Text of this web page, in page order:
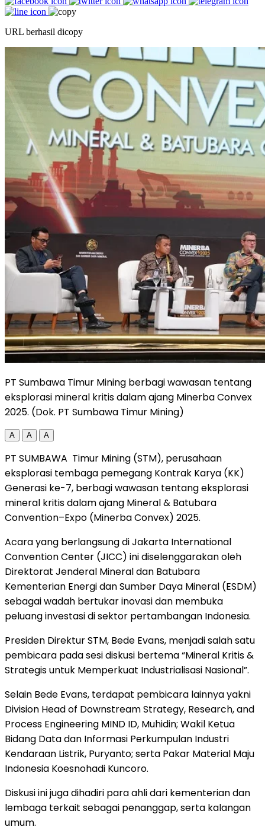
URL berhasil dicopy
PT Sumbawa Timur Mining berbagi wawasan tentang
eksplorasi mineral kritis dalam ajang Minerba Convex
2025. (Dok. PT Sumbawa Timur Mining)
A A A
PT SUMBAWA Timur Mining (STM), perusahaan
eksplorasi tembaga pemegang Kontrak Karya (KK)
Generasi ke-7, berbagi wawasan tentang eksplorasi
mineral kritis dalam ajang Mineral & Batubara
Convention–Expo (Minerba Convex) 2025.
Acara yang berlangsung di Jakarta International
Convention Center (JICC) ini diselenggarakan oleh
Direktorat Jenderal Mineral dan Batubara
Kementerian Energi dan Sumber Daya Mineral (ESDM)
sebagai wadah bertukar inovasi dan membuka
peluang investasi di sektor pertambangan Indonesia.
Presiden Direktur STM, Bede Evans, menjadi salah satu
pembicara pada sesi diskusi bertema “Mineral Kritis &
Strategis untuk Memperkuat Industrialisasi Nasional”.
Selain Bede Evans, terdapat pembicara lainnya yakni
Division Head of Downstream Strategy, Research, and
Process Engineering MIND ID, Muhidin; Wakil Ketua
Bidang Data dan Informasi Perkumpulan Industri
Kendaraan Listrik, Puryanto; serta Pakar Material Maju
Indonesia Koesnohadi Kuncoro.
Diskusi ini juga dihadiri para ahli dari kementerian dan
lembaga terkait sebagai penanggap, serta kalangan
umum.